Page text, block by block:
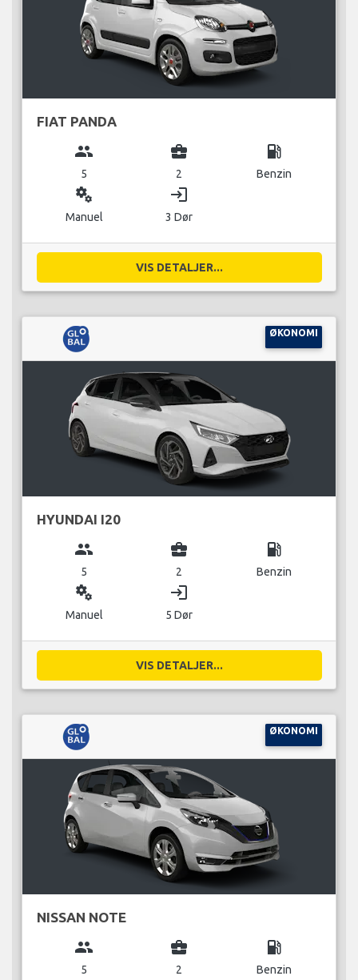
FIAT PANDA
group
5
business_center
2
local_gas_station
Benzin
miscellaneous_services
Manuel
login
3 Dør
VIS DETALJER...
ØKONOMI
HYUNDAI I20
group
5
business_center
2
local_gas_station
Benzin
miscellaneous_services
Manuel
login
5 Dør
VIS DETALJER...
ØKONOMI
NISSAN NOTE
group
5
business_center
2
local_gas_station
Benzin